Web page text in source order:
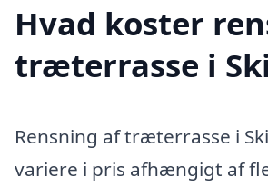
Hvad koster
træterrasse i
Rensning af træterrasse i
variere i pris afhængigt af